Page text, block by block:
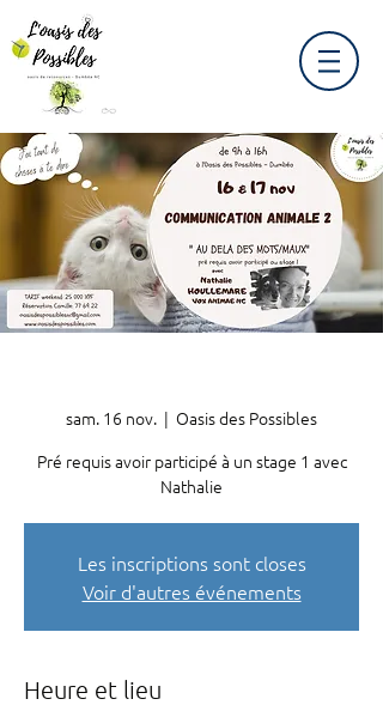
sam. 16 nov.
  |
Oasis des Possibles
Pré requis avoir participé à un stage 1 avec
Nathalie
Les inscriptions sont closes
Voir d'autres événements
Heure et lieu